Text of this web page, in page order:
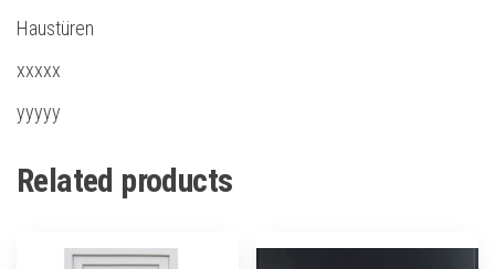
Haustüren
xxxxx
yyyyy
Related products